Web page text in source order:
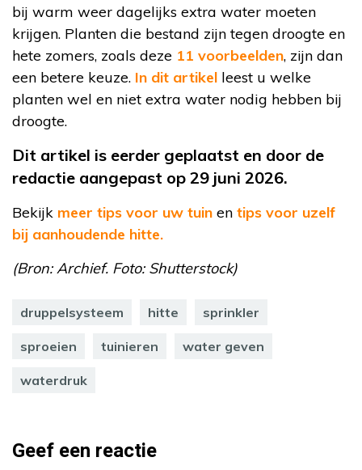
bij warm weer dagelijks extra water moeten
krijgen. Planten die bestand zijn tegen droogte en
hete zomers, zoals deze 11 voorbeelden, zijn dan
een betere keuze. In dit artikel leest u welke
planten wel en niet extra water nodig hebben bij
droogte.
Dit artikel is eerder geplaatst en door de
redactie aangepast op 29 juni 2026.
Bekijk meer tips voor uw tuin en tips voor uzelf
bij aanhoudende hitte.
(Bron: Archief. Foto: Shutterstock)
druppelsysteem hitte sprinkler
sproeien tuinieren water geven
waterdruk
Geef een reactie